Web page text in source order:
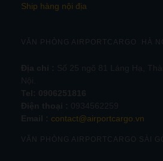
Ship hàng nội địa
VĂN PHÒNG AIRPORTCARGO HÀ
contact@airportcargo.vn
VĂN PHÒNG AIRPORTCARGO SÀI